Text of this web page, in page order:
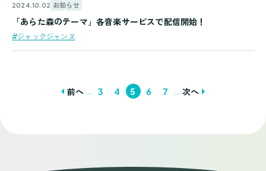
2024.10.02 お知らせ
#ジャックジャンヌ
「あらた森のテーマ」各音楽サービスで配信開始！
前へ 3 4 5 6 7 次へ